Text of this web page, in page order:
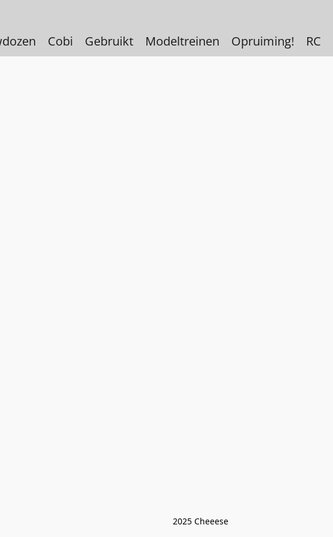
Cobi Gebruikt Modeltreinen Opruiming! RC
2025 Cheeese